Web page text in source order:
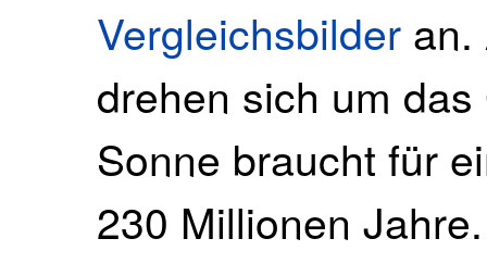
Vergleichsbilder an.
drehen sich um
Sonne braucht für
230 Millionen Jahre.